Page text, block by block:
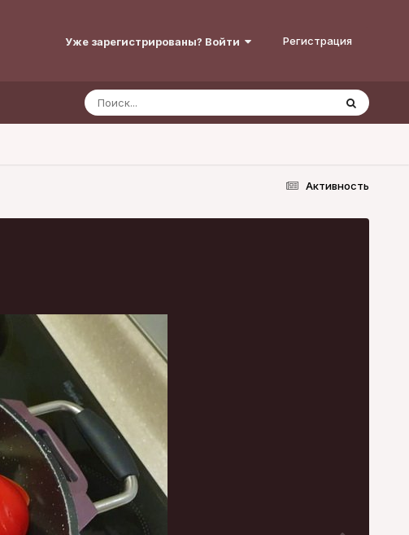
Уже зарегистрированы? Войти Регистрация
Активность